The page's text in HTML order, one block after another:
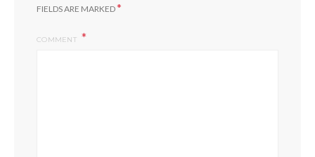
FIELDS ARE MARKED*
COMMENT